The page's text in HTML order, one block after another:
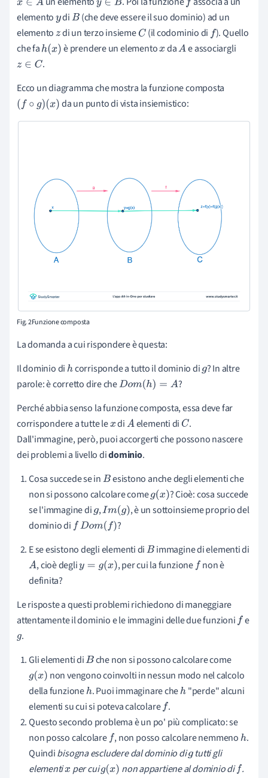
x∈A y∈B f
elementoy diB (che deve essere il suo dominio) ad un
elementozdi un terzo insiemeC (il codominio di f ). Quello
che fah(x) è prendere un elementox daA e associargli
z∈C
.
Ecco un diagramma che mostra la funzione composta
(f∘ g)(x) da un punto di vista insiemistico:
Fig. 2Funzione composta
La domanda a cui rispondere è questa:
Il dominio dihcorrisponde a tutto il dominio dig? In altre
parole: è corretto dire cheDom(h)=A
?
Perché abbia senso la funzione composta,essa deve far
corrisponderea tutte lex diA elementi di C .
Dall'immagine, però, puoi accorgerti che possono nascere
dei problemi a livello didominio.
Cosa succedeseinB esistono anche degli elementi che
non si possono calcolare comeg(x) ? Cioè: cosa succede
se l'immagine dig,Im(g)
, è un sottoinsieme proprio del
dominio di f Dom(f)
?
Eseesistono degli elementi diB immagine di elementi di
A , cioè degliy=g( x) , per cui la funzionef non è
definita?
Le risposte a questi problemi richiedono di maneggiare
attentamente il dominio e le immagini delle due funzionif e
g.
Gli elementi diB che non si possono calcolare come
g(x) non vengono coinvolti in nessun modo nel calcolo
della funzioneh. Puoi immaginare cheh "perde" alcuni
elementi su cui si poteva calcolaref .
Questo secondo problema è un po' più complicato: se
non posso calcolaref , non posso calcolare nemmenoh.
Quindibisogna escludere dal dominio digtutti gli
elementix per cuig(x) non appartiene al dominio dif .